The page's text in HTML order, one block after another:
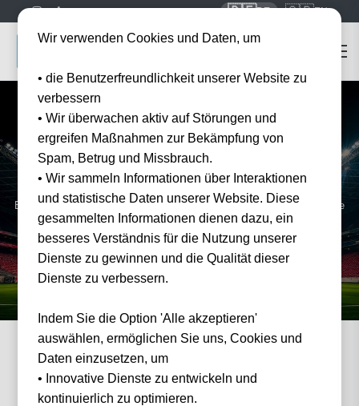
🇩🇪DE 🇬🇧EN
Home Coppa Italia Tickets 2026
Coppa ItaliaTickets2026
Erleben Sie den italienischen Pokalwettbewerb live — das große Finale
im Stadio Olimpico in Rom.
0 Events gefunden
Wir verwenden Cookies und Daten, um
• die Benutzerfreundlichkeit unserer Website zu
verbessern
• Wir überwachen aktiv auf Störungen und
ergreifen Maßnahmen zur Bekämpfung von
Spam, Betrug und Missbrauch.
• Wir sammeln Informationen über Interaktionen
und statistische Daten unserer Website. Diese
gesammelten Informationen dienen dazu, ein
besseres Verständnis für die Nutzung unserer
Dienste zu gewinnen und die Qualität dieser
Dienste zu verbessern.
Indem Sie die Option 'Alle akzeptieren'
auswählen, ermöglichen Sie uns, Cookies und
Daten einzusetzen, um
• Innovative Dienste zu entwickeln und
kontinuierlich zu optimieren.